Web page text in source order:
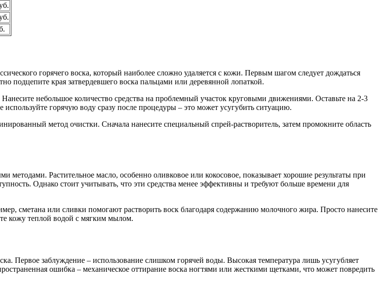
горячего воска, который наиболее сложно удаляется с кожи. Первым шагом следует дождаться
подцепите края затвердевшего воска пальцами или деревянной лопаткой.
Нанесите небольшое количество средства на проблемный участок круговыми движениями. Оставьте на 2-3
горячую воду сразу после процедуры – это может усугубить ситуацию.
метод очистки. Сначала нанесите специальный спрей-растворитель, затем промокните область
Растительное масло, особенно оливковое или кокосовое, показывает хорошие результаты при
Однако стоит учитывать, что эти средства менее эффективны и требуют больше времени для
сметана или сливки помогают растворить воск благодаря содержанию молочного жира. Просто нанесите
кожу теплой водой с мягким мылом.
Первое заблуждение – использование слишком горячей воды. Высокая температура лишь усугубляет
ошибка – механическое оттирание воска ногтями или жесткими щетками, что может повредить